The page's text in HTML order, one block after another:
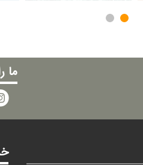
۱۴۰۲/۰۸/۰۱
ما